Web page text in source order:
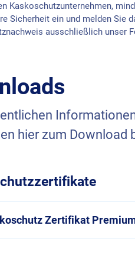
Kaskoschutzunternehmen,
Sicherheit ein und melden Sie
ausschließlich unser
hier zum Download
Zertifikat